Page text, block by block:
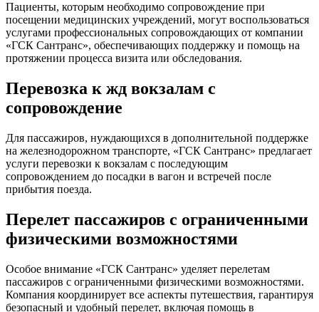
Пациенты, которым необходимо сопровождение при
посещении медицинских учреждений, могут воспользоваться
услугами профессиональных сопровождающих от компании
«ГСК Сантранс», обеспечивающих поддержку и помощь на
протяжении процесса визита или обследования.
Перевозка к жд вокзалам с
сопровождение
Для пассажиров, нуждающихся в дополнительной поддержке
на железнодорожном транспорте, «ГСК Сантранс» предлагает
услуги перевозки к вокзалам с последующим
сопровождением до посадки в вагон и встречей после
прибытия поезда.
Перелет пассажиров с ограниченными
физическими возможностями
Особое внимание «ГСК Сантранс» уделяет перелетам
пассажиров с ограниченными физическими возможностями.
Компания координирует все аспекты путешествия, гарантируя
безопасный и удобный перелет, включая помощь в